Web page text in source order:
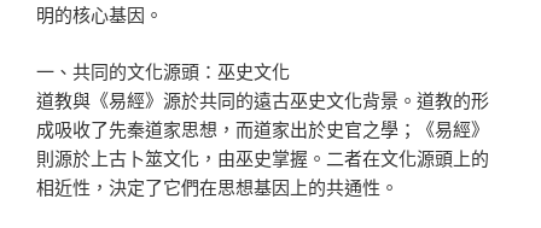
明的核心基因。
一、共同的文化源頭：巫史文化
道教與《易經》源於共同的遠古巫史文化背景。道教的形
成吸收了先秦道家思想，而道家出於史官之學；《易經》
則源於上古卜筮文化，由巫史掌握。二者在文化源頭上的
相近性，決定了它們在思想基因上的共通性。